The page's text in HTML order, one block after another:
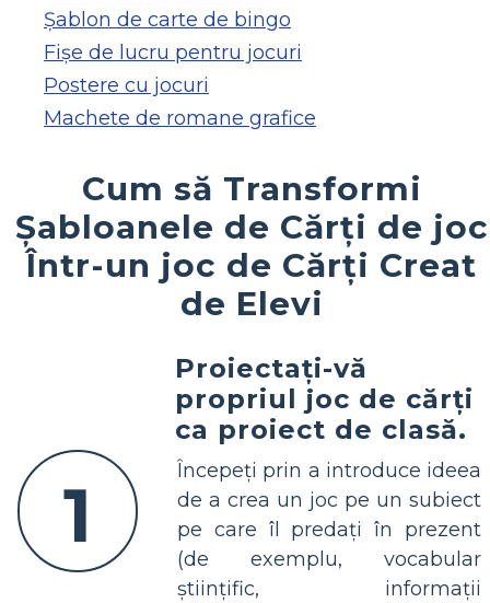
Șablon de carte de bingo
Fișe de lucru pentru jocuri
Postere cu jocuri
Machete de romane grafice
Cum să Transformi
Șabloanele de Cărți de joc
Într-un joc de Cărți Creat
de Elevi
1
Proiectați-vă
propriul joc de cărți
ca proiect de clasă.
Începeți prin a introduce ideea
de a crea un joc pe un subiect
pe care îl predați în prezent
(de exemplu, vocabular
științific, informații